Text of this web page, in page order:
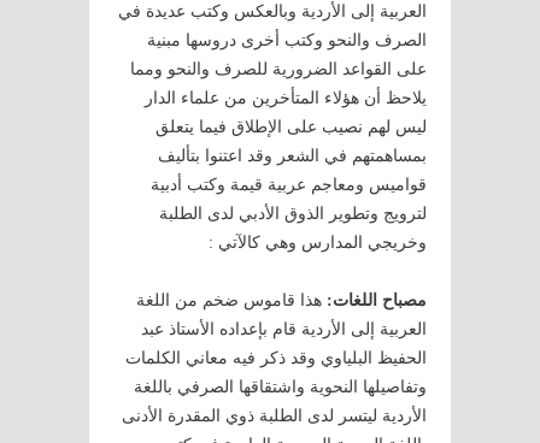
العربية إلى الأردية وبالعكس وكتب عديدة في
الصرف والنحو وكتب أخرى دروسها مبنية
على القواعد الضرورية للصرف والنحو ومما
يلاحظ أن هؤلاء المتأخرين من علماء الدار
ليس لهم نصيب على الإطلاق فيما يتعلق
بمساهمتهم في الشعر وقد اعتنوا بتأليف
قواميس ومعاجم عربية قيمة وكتب أدبية
لترويج وتطوير الذوق الأدبي لدى الطلبة
وخريجي المدارس وهي كالآتي :
مصباح اللغات: هذا قاموس ضخم من اللغة
العربية إلى الأردية قام بإعداده الأستاذ عبد
الحفيظ البلياوي وقد ذكر فيه معاني الكلمات
وتفاصيلها النحوية واشتقاقها الصرفي باللغة
الأردية ليتسر لدى الطلبة ذوي المقدرة الأدنى